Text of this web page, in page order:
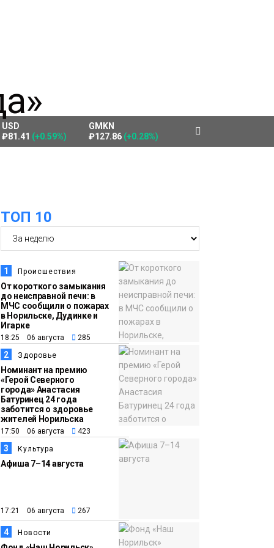
USD
₽81.41 (+0.59%)
GMKN
₽127.86 (+0.28%)
ТОП 10
1 Происшествия
От короткого замыкания
до неисправной печи: в
МЧС сообщили о пожарах
в Норильске, Дудинке и
Игарке
18:25 06 августа 285
2 Здоровье
Номинант на премию
«Герой Северного
города» Анастасия
Батуринец 24 года
заботится о здоровье
жителей Норильска
17:50 06 августа 423
3 Культура
Афиша 7–14 августа
17:21 06 августа 267
4 Новости